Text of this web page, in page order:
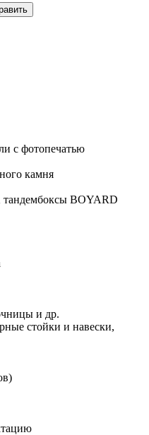
с фотопечатью
камня
BOYARD
и др.
стойки и навески,